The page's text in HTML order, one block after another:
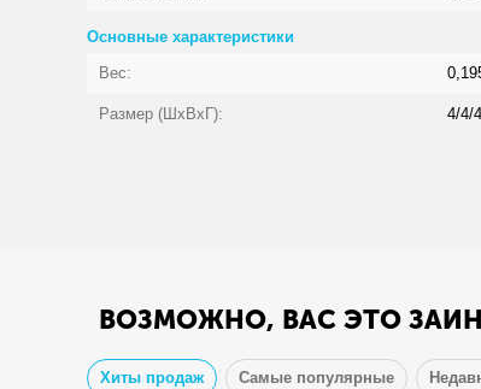
Основные характеристики
Вес:
Размер (ШхВхГ): 4/4/
ВОЗМОЖНО, ВАС ЭТО
Хиты продаж Самые популярные